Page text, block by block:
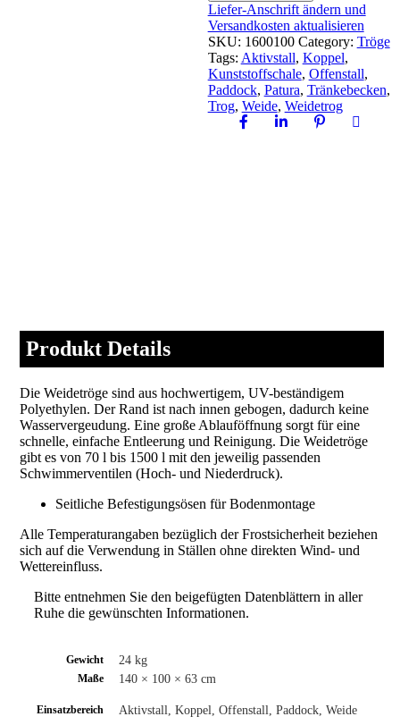
Liefer-Anschrift ändern und
Versandkosten aktualisieren
SKU: 1600100 Category: Tröge
Tags: Aktivstall, Koppel,
Kunststoffschale, Offenstall,
Paddock, Patura, Tränkebecken,
Trog, Weide, Weidetrog
Produkt Details
Die Weidetröge sind aus hochwertigem, UV-beständigem
Polyethylen. Der Rand ist nach innen gebogen, dadurch keine
Wasservergeudung. Eine große Ablauföffnung sorgt für eine
schnelle, einfache Entleerung und Reinigung. Die Weidetröge
gibt es von 70 l bis 1500 l mit den jeweilig passenden
Schwimmerventilen (Hoch- und Niederdruck).
Seitliche Befestigungsösen für Bodenmontage
Alle Temperaturangaben bezüglich der Frostsicherheit beziehen
sich auf die Verwendung in Ställen ohne direkten Wind- und
Wettereinfluss.
Bitte entnehmen Sie den beigefügten Datenblättern in aller
Ruhe die gewünschten Informationen.
Gewicht 24 kg
Maße 140 × 100 × 63 cm
Einsatzbereich Aktivstall, Koppel, Offenstall, Paddock, Weide